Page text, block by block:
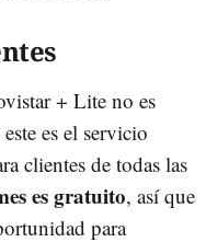
+ Lite no es
es el servicio
clientes de todas las
es gratuito, así que
para